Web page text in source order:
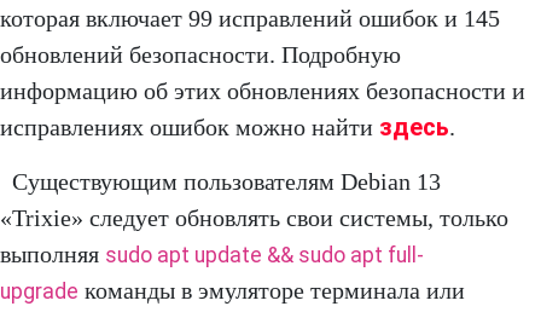
которая включает 99 исправлений ошибок и 145
обновлений безопасности. Подробную
информацию об этих обновлениях безопасности и
исправлениях ошибок можно найти здесь.
Существующим пользователям Debian 13
«Trixie» следует обновлять свои системы, только
выполняя sudo apt update && sudo apt full-
upgrade команды в эмуляторе терминала или